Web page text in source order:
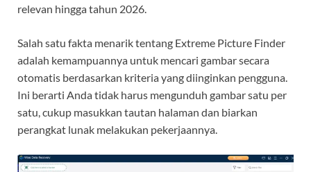
relevan hingga tahun 2026.
Salah satu fakta menarik tentang Extreme Picture Finder
adalah kemampuannya untuk mencari gambar secara
otomatis berdasarkan kriteria yang diinginkan pengguna.
Ini berarti Anda tidak harus mengunduh gambar satu per
satu, cukup masukkan tautan halaman dan biarkan
perangkat lunak melakukan pekerjaannya.